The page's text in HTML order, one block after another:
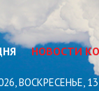
НОВОСТИ
ВОСКРЕСЕНЬЕ,